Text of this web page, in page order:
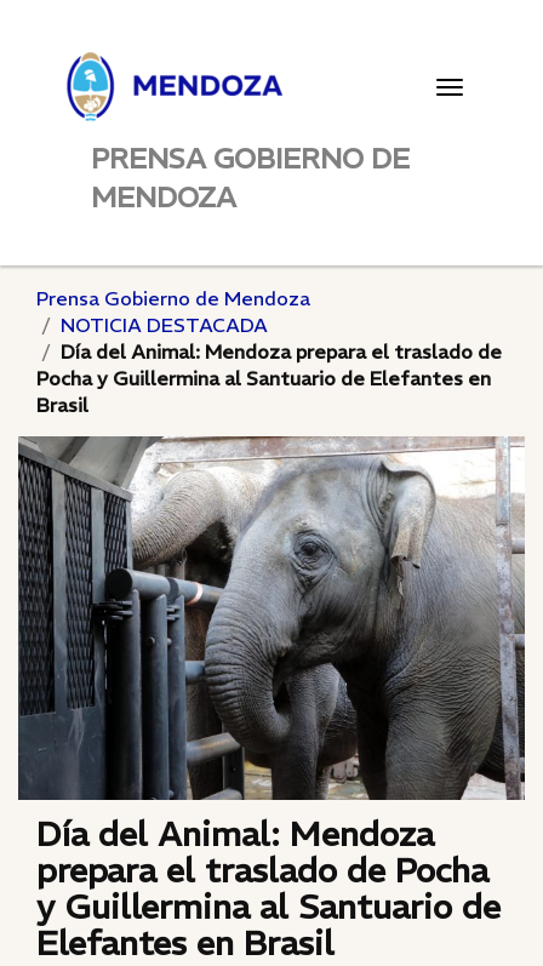
Toggle
PRENSA GOBIERNO DE
MENDOZA
Prensa Gobierno de Mendoza
NOTICIA DESTACADA
Día del Animal: Mendoza prepara el traslado de
Pocha y Guillermina al Santuario de Elefantes en
Brasil
Día del Animal: Mendoza
prepara el traslado de Pocha
y Guillermina al Santuario de
Elefantes en Brasil